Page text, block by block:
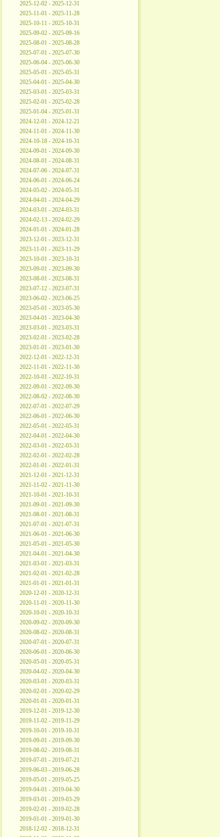
2025-12-02 - 2025-12-31
2025-11-01 - 2025-11-28
2025-10-11 - 2025-10-31
2025-09-02 - 2025-09-16
2025-08-01 - 2025-08-28
2025-07-01 - 2025-07-30
2025-06-04 - 2025-06-30
2025-05-01 - 2025-05-31
2025-04-01 - 2025-04-30
2025-03-01 - 2025-03-31
2025-02-01 - 2025-02-28
2025-01-04 - 2025-01-31
2024-12-01 - 2024-12-21
2024-11-01 - 2024-11-30
2024-10-18 - 2024-10-31
2024-09-01 - 2024-09-30
2024-08-01 - 2024-08-31
2024-07-06 - 2024-07-31
2024-06-01 - 2024-06-24
2024-05-02 - 2024-05-31
2024-04-01 - 2024-04-29
2024-03-01 - 2024-03-31
2024-02-13 - 2024-02-29
2024-01-01 - 2024-01-28
2023-12-01 - 2023-12-31
2023-11-01 - 2023-11-29
2023-10-01 - 2023-10-31
2023-09-01 - 2023-09-30
2023-08-01 - 2023-08-31
2023-07-12 - 2023-07-31
2023-06-02 - 2023-06-25
2023-05-01 - 2023-05-30
2023-04-01 - 2023-04-30
2023-03-01 - 2023-03-31
2023-02-01 - 2023-02-28
2023-01-01 - 2023-01-30
2022-12-01 - 2022-12-31
2022-11-01 - 2022-11-30
2022-10-01 - 2022-10-31
2022-09-01 - 2022-09-30
2022-08-02 - 2022-08-30
2022-07-01 - 2022-07-29
2022-06-01 - 2022-06-30
2022-05-01 - 2022-05-31
2022-04-01 - 2022-04-30
2022-03-01 - 2022-03-31
2022-02-01 - 2022-02-28
2022-01-01 - 2022-01-31
2021-12-01 - 2021-12-31
2021-11-02 - 2021-11-30
2021-10-01 - 2021-10-31
2021-09-01 - 2021-09-30
2021-08-01 - 2021-08-31
2021-07-01 - 2021-07-31
2021-06-01 - 2021-06-30
2021-05-01 - 2021-05-30
2021-04-01 - 2021-04-30
2021-03-01 - 2021-03-31
2021-02-01 - 2021-02-28
2021-01-01 - 2021-01-31
2020-12-01 - 2020-12-31
2020-11-01 - 2020-11-30
2020-10-01 - 2020-10-31
2020-09-02 - 2020-09-30
2020-08-02 - 2020-08-31
2020-07-01 - 2020-07-31
2020-06-01 - 2020-06-30
2020-05-01 - 2020-05-31
2020-04-02 - 2020-04-30
2020-03-01 - 2020-03-31
2020-02-01 - 2020-02-29
2020-01-01 - 2020-01-31
2019-12-01 - 2019-12-30
2019-11-02 - 2019-11-29
2019-10-01 - 2019-10-31
2019-09-01 - 2019-09-30
2019-08-02 - 2019-08-31
2019-07-01 - 2019-07-21
2019-06-03 - 2019-06-28
2019-05-01 - 2019-05-25
2019-04-01 - 2019-04-30
2019-03-01 - 2019-03-29
2019-02-01 - 2019-02-28
2019-01-01 - 2019-01-30
2018-12-02 - 2018-12-31